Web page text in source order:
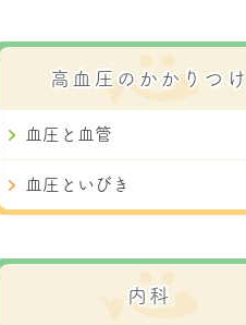
高血圧のかかりつけ
血圧と血管
血圧といびき
内科